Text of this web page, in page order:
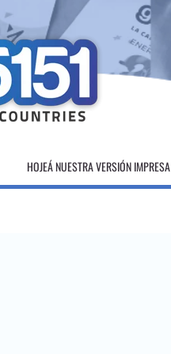
HOJEÁ NUESTRA VERSIÓN IMPRESA